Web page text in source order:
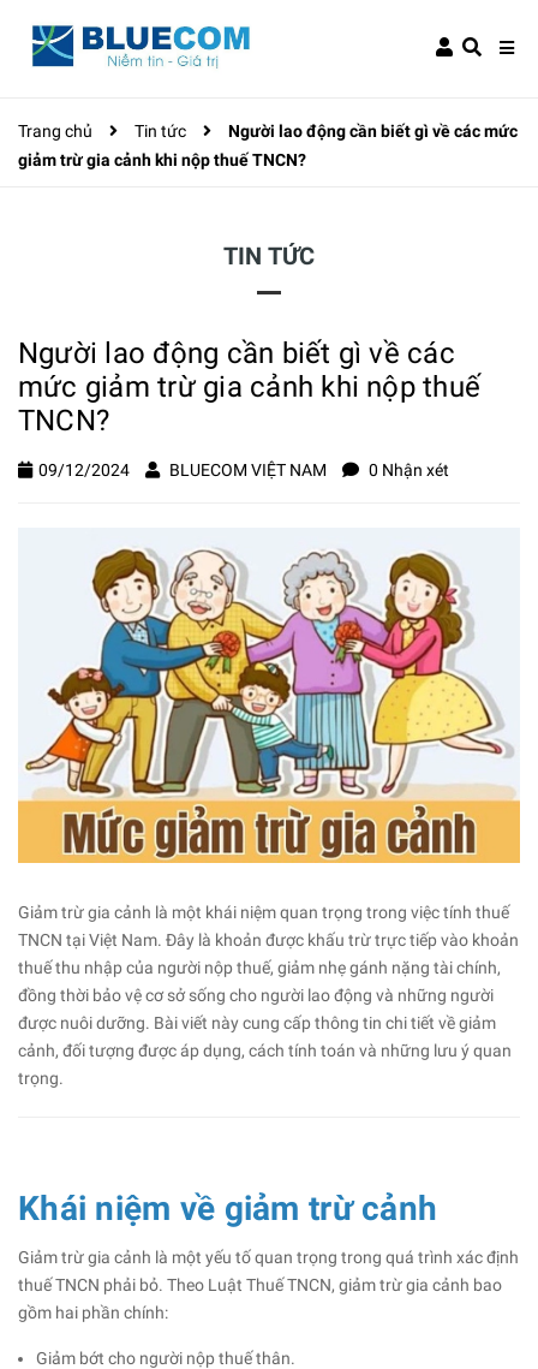
Trang chủ Tin tức
Người lao động cần biết gì về các mức
giảm trừ gia cảnh khi nộp thuế TNCN?
TIN TỨC
Người lao động cần biết gì về các
mức giảm trừ gia cảnh khi nộp thuế
TNCN?
09/12/2024 BLUECOM VIỆT NAM 0 Nhận xét
Giảm trừ gia cảnh là một khái niệm quan trọng trong việc tính thuế
TNCN tại Việt Nam. Đây là khoản được khấu trừ trực tiếp vào khoản
thuế thu nhập của người nộp thuế, giảm nhẹ gánh nặng tài chính,
đồng thời bảo vệ cơ sở sống cho người lao động và những người
được nuôi dưỡng. Bài viết này cung cấp thông tin chi tiết về giảm
cảnh, đối tượng được áp dụng, cách tính toán và những lưu ý quan
trọng.
Khái niệm về giảm trừ cảnh
Giảm trừ gia cảnh là một yếu tố quan trọng trong quá trình xác định
thuế TNCN phải bỏ. Theo Luật Thuế TNCN, giảm trừ gia cảnh bao
gồm hai phần chính:
Giảm bớt cho người nộp thuế thân.